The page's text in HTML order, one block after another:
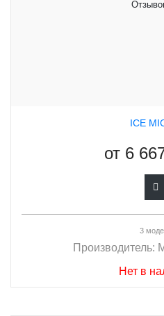
ICE
от 6
3
Производитель:
Нет в